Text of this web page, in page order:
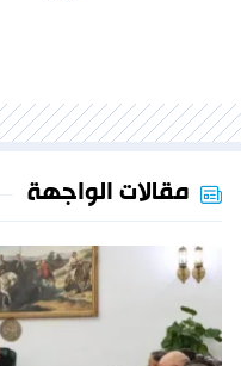
مقالات الواجهة